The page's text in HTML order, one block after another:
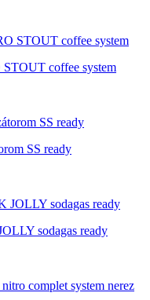
coffee system
SS ready
sodagas ready